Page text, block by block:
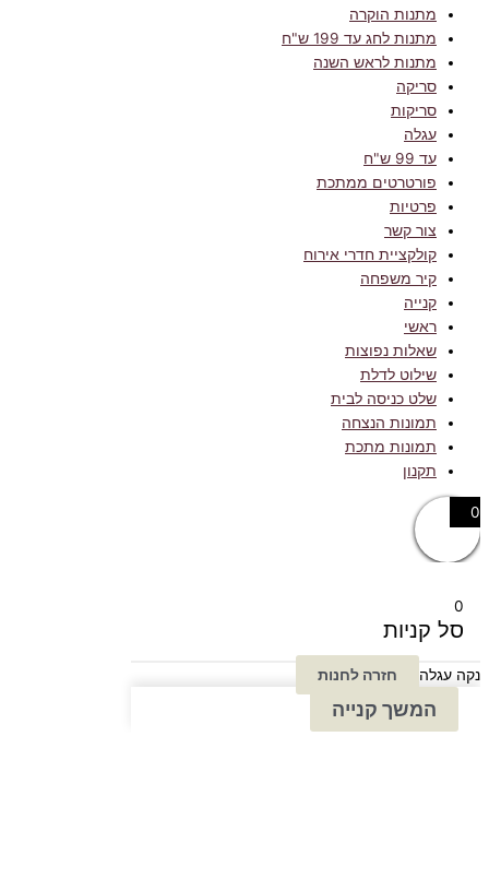
מתנות הוקרה
מתנות לחג עד 199 ש"ח
מתנות לראש השנה
סריקה
סריקות
עגלה
עד 99 ש"ח
פורטרטים ממתכת
פרטיות
צור קשר
קולקציית חדרי אירוח
קיר משפחה
קנייה
ראשי
שאלות נפוצות
שילוט לדלת
שלט כניסה לבית
תמונות הנצחה
תמונות מתכת
תקנון
סל קניות
נקה עגלה חזרה לחנות
המשך קנייה